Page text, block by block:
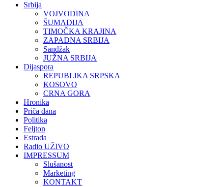
Srbija
VOJVODINA
ŠUMADIJA
TIMOČKA KRAJINA
ZAPADNA SRBIJA
Sandžak
JUŽNA SRBIJA
Dijaspora
REPUBLIKA SRPSKA
KOSOVO
CRNA GORA
Hronika
Priča dana
Politika
Feljton
Estrada
Radio UŽIVO
IMPRESSUM
Slušanost
Marketing
KONTAKT